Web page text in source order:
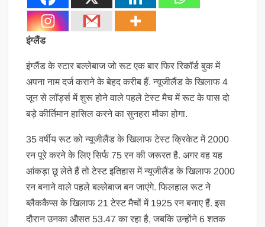
इंग्लैंड
इंग्लैंड के स्टार बल्लेबाज जो रूट एक बार फिर रिकॉर्ड बुक में
अपना नाम दर्ज कराने के बेहद करीब हैं. न्यूजीलैंड के खिलाफ 4
जून से लॉर्ड्स में शुरू होने वाले पहले टेस्ट मैच में रूट के पास दो
बड़े कीर्तिमान हासिल करने का सुनहरा मौका होगा.
35 वर्षीय रूट को न्यूजीलैंड के खिलाफ टेस्ट क्रिकेट में 2000
रन पूरे करने के लिए सिर्फ 75 रन की जरूरत है. अगर वह यह
आंकड़ा छू लेते हैं तो टेस्ट इतिहास में न्यूजीलैंड के खिलाफ 2000
रन बनाने वाले पहले बल्लेबाज बन जाएंगे. फिलहाल रूट ने
ब्लैककैप्स के खिलाफ 21 टेस्ट मैचों में 1925 रन बनाए हैं. इस
दौरान उनका औसत 53.47 का रहा है, जबकि उन्होंने 6 शतक